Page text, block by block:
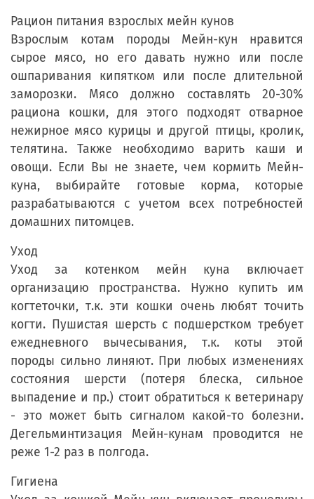
Рацион питания взрослых мейн кунов
Взрослым котам породы Мейн-кун нравится
сырое мясо, но его давать нужно или после
ошпаривания кипятком или после длительной
заморозки. Мясо должно составлять 20-30%
рациона кошки, для этого подходят отварное
нежирное мясо курицы и другой птицы, кролик,
телятина. Также необходимо варить каши и
овощи. Если Вы не знаете, чем кормить Мейн-
куна, выбирайте готовые корма, которые
разрабатываются с учетом всех потребностей
домашних питомцев.
Уход
Уход за котенком мейн куна включает
организацию пространства. Нужно купить им
когтеточки, т.к. эти кошки очень любят точить
когти. Пушистая шерсть с подшерстком требует
ежедневного вычесывания, т.к. коты этой
породы сильно линяют. При любых изменениях
состояния шерсти (потеря блеска, сильное
выпадение и пр.) стоит обратиться к ветеринару
- это может быть сигналом какой-то болезни.
Дегельминтизация Мейн-кунам проводится не
реже 1-2 раз в полгода.
Гигиена